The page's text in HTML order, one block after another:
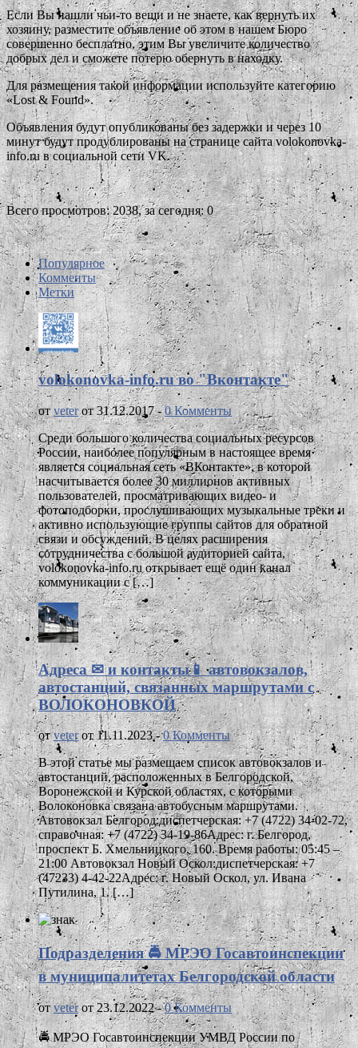
Если Вы нашли чьи-то вещи и не знаете, как вернуть их
хозяину, разместите объявление об этом в нашем Бюро
совершенно бесплатно, этим Вы увеличите количество
добрых дел и сможете потерю обернуть в находку.
Для размещения такой информации используйте категорию
«Lost & Found».
Объявления будут опубликованы без задержки и через 10
минут будут продублированы на странице сайта volokonovka-
info.ru в социальной сети VK.
Всего просмотров: 2038, за сегодня: 0
Популярное
Комменты
Метки
volokonovka-info.ru во "Вконтакте"
отveterот 31.12.2017 -0 Комменты
Среди большого количества социальных ресурсов
России, наиболее популярным в настоящее время
является социальная сеть «ВКонтакте», в которой
насчитывается более 30 миллионов активных
пользователей, просматривающих видео- и
фотоподборки, прослушивающих музыкальные треки и
активно использующие группы сайтов для обратной
связи и обсуждений. В целях расширения
сотрудничества с большой аудиторией сайта,
volokonovka-info.ru открывает ещё один канал
коммуникации с […]
Адреса ✉ и контакты📱 автовокзалов,
автостанций, связанных маршрутами с
ВОЛОКОНОВКОЙ
отveterот 11.11.2023 -0 Комменты
В этой статье мы размещаем список автовокзалов и
автостанций, расположенных в Белгородской,
Воронежской и Курской областях, с которыми
Волоконовка связана автобусным маршрутами.
Автовокзал Белгород:диспетчерская: +7 (4722) 34-02-72,
справочная: +7 (4722) 34-19-86Адрес: г. Белгород,
проспект Б. Хмельницкого, 160. Время работы: 05:45 –
21:00 Автовокзал Новый Оскол:диспетчерская: +7
(47233) 4-42-22Адрес: г. Новый Оскол, ул. Ивана
Путилина, 1. […]
Подразделения 🚔 МРЭО Госавтоинспекции
в муниципалитетах Белгородской области
отveterот 23.12.2022 -0 Комменты
🚔 МРЭО Госавтоинспекции УМВД России по